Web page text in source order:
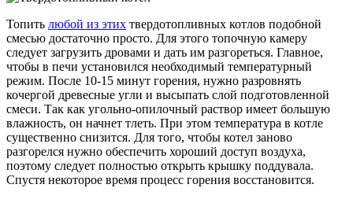
Топить любой из этих твердотопливных котлов подобной
смесью достаточно просто. Для этого топочную камеру
следует загрузить дровами и дать им разгореться. Главное,
чтобы в печи установился необходимый температурный
режим. После 10-15 минут горения, нужно разровнять
кочергой древесные угли и высыпать слой подготовленной
смеси. Так как угольно-опилочный раствор имеет большую
влажность, он начнет тлеть. При этом температура в котле
существенно снизится. Для того, чтобы котел заново
разгорелся нужно обеспечить хороший доступ воздуха,
поэтому следует полностью открыть крышку поддувала.
Спустя некоторое время процесс горения восстановится.